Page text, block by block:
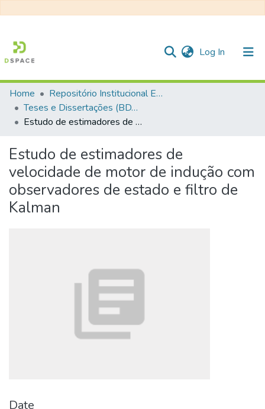
Log In (current)
Communities & Collections
All of DSpace
Statistics
Home
Repositório Institucional EESC
Teses e Dissertações (BDTD USP)
Estudo de estimadores de velocidade de motor de indução com observadores de estado e filtro de Kalman
Estudo de estimadores de
velocidade de motor de indução com
observadores de estado e filtro de
Kalman
Date